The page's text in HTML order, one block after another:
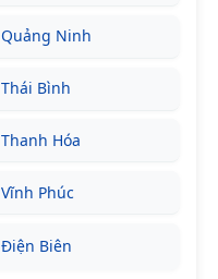
Quảng Ninh
Thái Bình
Thanh Hóa
Vĩnh Phúc
Điện Biên